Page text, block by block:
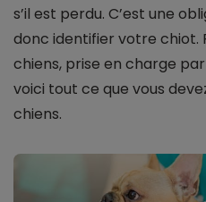
s’il est perdu. C’est une
donc identifier votre chiot.
chiens, prise en charge
voici tout ce que vous
chiens.